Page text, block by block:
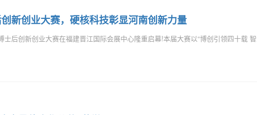
新创业大赛，硬核科技彰显河南创新力量
后创新创业大赛在福建晋江国际会展中心隆重启幕!本届大赛以“博创引领四十载